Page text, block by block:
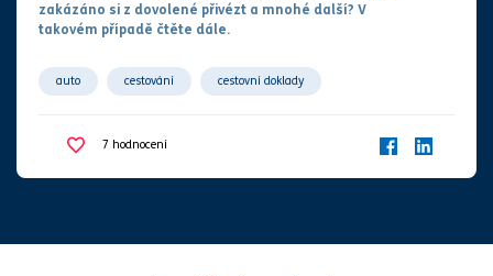
zakázáno si z dovolené přivézt a mnohé další? V
takovém případě čtěte dále.
auto cestování cestovní doklady
cestovní pojištění dítě dovolená pokuta
zahraničí
7 hodnocení